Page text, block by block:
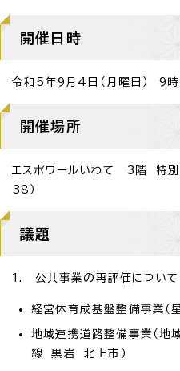
開催日時
令和5年9月4日（月曜日） 9
開催場所
エスポワールいわて 3階 特別
38）
議題
1. 公共事業の再評価について
経営体育成基盤整備事業（
地域連携道路整備事業（地
線 黒岩 北上市）